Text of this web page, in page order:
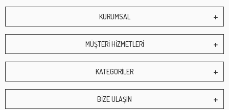
KURUMSAL
MÜŞTERİ HİZMETLERİ
KATEGORİLER
BİZE ULAŞIN